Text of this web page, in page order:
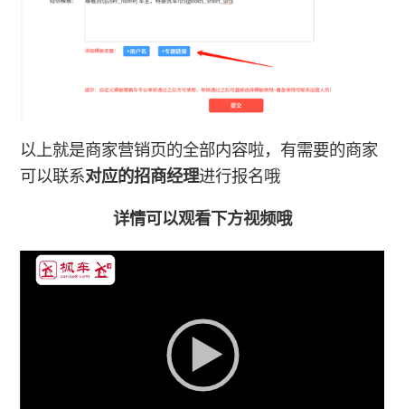
以上就是商家营销页的全部内容啦，有需要的商家
可以联系对应的招商经理进行报名哦
详情可以观看下方视频哦
视